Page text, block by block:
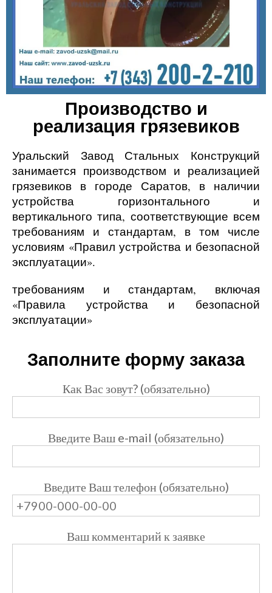
Производство и
реализация грязевиков
Уральский Завод Стальных Конструкций
занимается производством и реализацией
грязевиков в городе Саратов, в наличии
устройства горизонтального и
вертикального типа, соответствующие всем
требованиям и стандартам, в том числе
условиям «Правил устройства и безопасной
эксплуатации».
требованиям и стандартам, включая
«Правила устройства и безопасной
эксплуатации»
Заполните форму заказа
Как Вас зовут? (обязательно)
Введите Ваш e-mail (обязательно)
Введите Ваш телефон (обязательно)
Ваш комментарий к заявке